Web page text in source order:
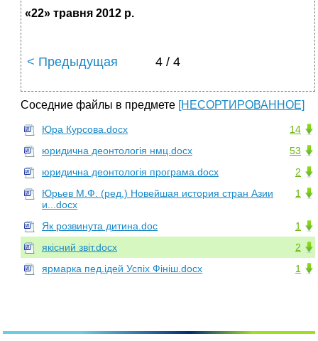
«22» травня 2012 р.
< Предыдущая 4 / 4
Соседние файлы в предмете [НЕСОРТИРОВАННОЕ]
14
Юра Курсова.docx
53
юридична деонтологія нмц.docx
2
юридична деонтологія програма.docx
1
Юрьев М.Ф. (ред.) Новейшая история стран Азии
и...docx
1
Як розвинута дитина.doc
2
якісний звіт.docx
1
ярмарка пед.ідей Успіх Фініш.docx